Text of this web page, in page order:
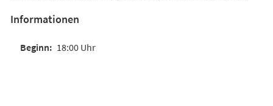
Informationen
18:00 Uhr